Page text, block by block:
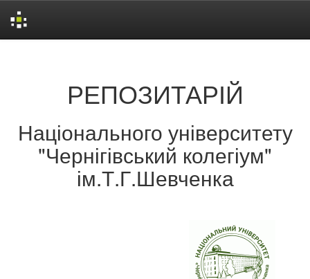
РЕПОЗИТАРІЙ
Національного університету
"Чернігівський колегіум"
ім.Т.Г.Шевченка